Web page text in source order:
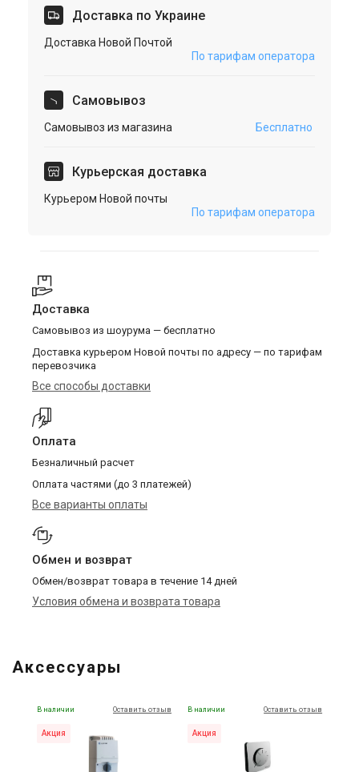
Доставка по Украине
Доставка Новой Почтой
По тарифам оператора
Cамовывоз
Самовывоз из магазина Бесплатно
Курьерская доставка
Курьером Новой почты
По тарифам оператора
Доставка
Самовывоз из шоурума — бесплатно
Доставка курьером Новой почты по адресу — по тарифам
перевозчика
Все способы доставки
Оплата
Безналичный расчет
Оплата частями (до 3 платежей)
Все варианты оплаты
Обмен и возврат
Обмен/возврат товара в течение 14 дней
Условия обмена и возврата товара
Аксессуары
В наличии Оставить отзыв
Акция
В наличии Оставить отзыв
Акция